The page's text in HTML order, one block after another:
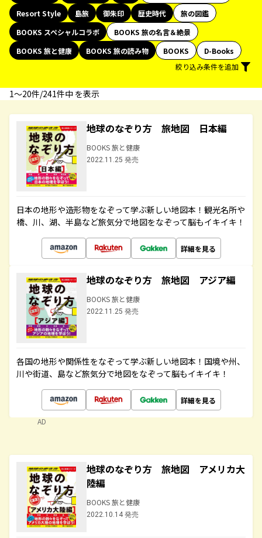
Resort Style
島旅 御朱印 歴史時代
旅の図鑑
BOOKS スペシャルコラボ
BOOKS 旅の名言＆絶景
BOOKS 旅と健康
BOOKS 旅の読み物 BOOKS
D-Books
絞り込み条件を追加
1〜20件/241件中 を表示
地球のなぞり方 旅地図 日本編
BOOKS 旅と健康
2022.11.25 発売
日本の地形や造形物をなぞって学ぶ新しい地図本！観光名所や
橋、川、湖、半島など旅気分で地図をなぞって脳もイキイキ！
詳細を見る
地球のなぞり方 旅地図 アジア編
BOOKS 旅と健康
2022.11.25 発売
各国の地形や関係性をなぞって学ぶ新しい地図本！国境や州、
川や街道、島など旅気分で地図をなぞって脳もイキイキ！
詳細を見る
AD
地球のなぞり方 旅地図 アメリカ大
陸編
BOOKS 旅と健康
2022.10.14 発売